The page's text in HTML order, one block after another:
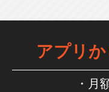
アプリか
月